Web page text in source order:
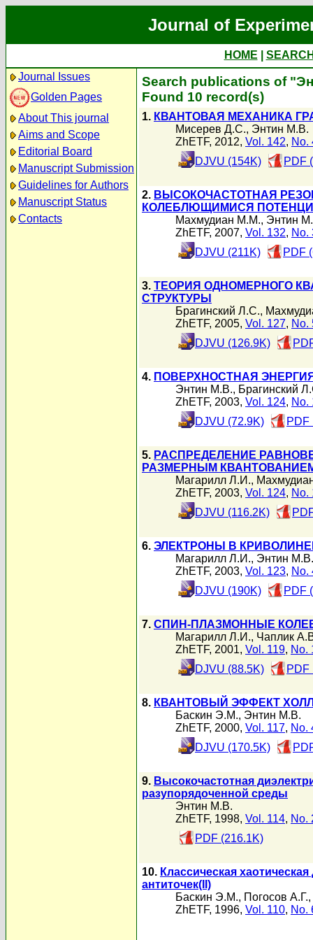
Journal of
HOME
Journal Issues
Golden Pages
About This journal
Aims and Scope
Editorial Board
Manuscript Submission
Guidelines for Authors
Manuscript Status
Contacts
Search publications of
Found 10 record(s)
1. КВАНТОВАЯ МЕХАНИКА
Мисерев Д.С., Энтин М.В.
ZhETF, 2012, Vol. 142, No.
DJVU (154K)
PDF
2. ВЫСОКОЧАСТОТНАЯ
КОЛЕБЛЮЩИМИСЯ
Махмудиан М.М., Энтин
ZhETF, 2007, Vol. 132, No.
DJVU (211K)
PDF
3. ТЕОРИЯ ОДНОМЕРНОГО
СТРУКТУРЫ
Брагинский Л.С.,
ZhETF, 2005, Vol. 127, No.
DJVU (126.9K)
4. ПОВЕРХНОСТНАЯ
Энтин М.В., Брагинский
ZhETF, 2003, Vol. 124, No.
DJVU (72.9K)
PDF
5. РАСПРЕДЕЛЕНИЕ
РАЗМЕРНЫМ
Магарилл Л.И.,
ZhETF, 2003, Vol. 124, No.
DJVU (116.2K)
6. ЭЛЕКТРОНЫ В
Магарилл Л.И., Энтин М.В.
ZhETF, 2003, Vol. 123, No.
DJVU (190K)
PDF
7. СПИН-ПЛАЗМОННЫЕ
Магарилл Л.И., Чаплик
ZhETF, 2001, Vol. 119, No.
DJVU (88.5K)
PDF
8. КВАНТОВЫЙ ЭФФЕКТ
Баскин Э.М., Энтин М.В.
ZhETF, 2000, Vol. 117, No.
DJVU (170.5K)
9. Высокочастотная
разупорядоченной среды
Энтин М.В.
ZhETF, 1998, Vol. 114, No.
PDF (216.1K)
10. Классическая
антиточек(II)
Баскин Э.М., Погосов А.Г.,
ZhETF, 1996, Vol. 110, No.